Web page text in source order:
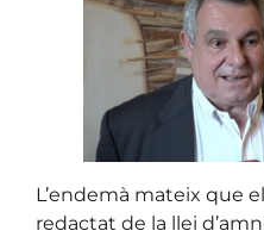
L’endemà mateix que
redactat de la llei